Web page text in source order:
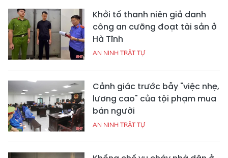
Khởi tố thanh niên giả danh
công an cưỡng đoạt tài sản ở
Hà Tĩnh
AN NINH TRẬT TỰ
Cảnh giác trước bẫy "việc nhẹ,
lương cao" của tội phạm mua
bán người
AN NINH TRẬT TỰ